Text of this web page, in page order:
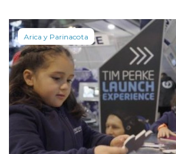
Arica y Parinacota